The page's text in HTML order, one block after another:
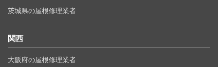
茨城県の屋根修理業者
関西
大阪府の屋根修理業者